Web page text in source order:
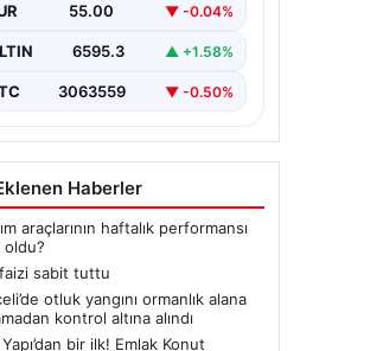
55.00 ▼ -0.04%
6595.3 ▲ +1.58%
3063559 ▼ -0.50%
Haberler
araçlarının haftalık performansı
oldu?
sabit tuttu
otluk yangını ormanlık alana
kontrol altına alındı
bir ilk! Emlak Konut